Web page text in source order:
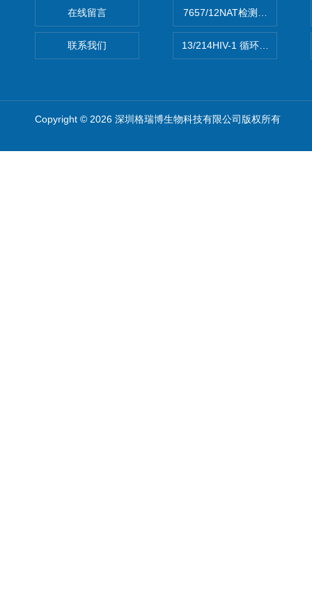
在线留言
联系我们
7657/12NAT检测的D型肝炎
13/214HIV-1 循环重组形式
Copyright © 2026 深圳格瑞博生物科技有限公司版权所有